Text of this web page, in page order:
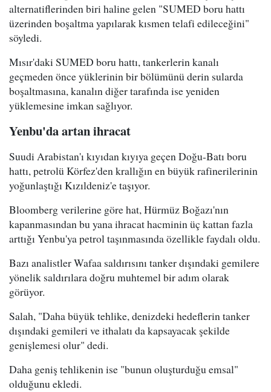
alternatiflerinden biri haline gelen "SUMED boru hattı
üzerinden boşaltma yapılarak kısmen telafi edileceğini"
söyledi.
Mısır'daki SUMED boru hattı, tankerlerin kanalı
geçmeden önce yüklerinin bir bölümünü derin sularda
boşaltmasına, kanalın diğer tarafında ise yeniden
yüklemesine imkan sağlıyor.
Yenbu'da artan ihracat
Suudi Arabistan'ı kıyıdan kıyıya geçen Doğu-Batı boru
hattı, petrolü Körfez'den krallığın en büyük rafinerilerinin
yoğunlaştığı Kızıldeniz'e taşıyor.
Bloomberg verilerine göre hat, Hürmüz Boğazı'nın
kapanmasından bu yana ihracat hacminin üç kattan fazla
arttığı Yenbu'ya petrol taşınmasında özellikle faydalı oldu.
Bazı analistler Wafaa saldırısını tanker dışındaki gemilere
yönelik saldırılara doğru muhtemel bir adım olarak
görüyor.
Salah, "Daha büyük tehlike, denizdeki hedeflerin tanker
dışındaki gemileri ve ithalatı da kapsayacak şekilde
genişlemesi olur" dedi.
Daha geniş tehlikenin ise "bunun oluşturduğu emsal"
olduğunu ekledi.